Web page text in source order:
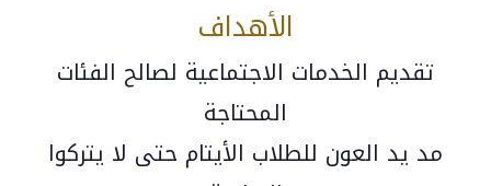
الأهداف
تقديم الخدمات الاجتماعية لصالح الفئات
المحتاجة
مد يد العون للطلاب الأيتام حتى لا يتركوا